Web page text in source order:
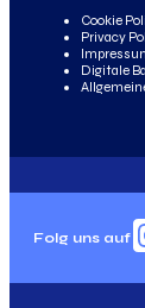
Cookie
Privacy
Digitale
Folg uns auf